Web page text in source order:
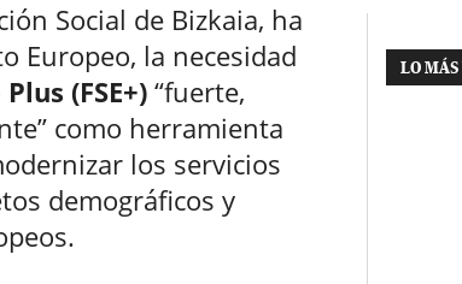
Social de Bizkaia, ha
Europeo, la necesidad
(FSE+) “fuerte,
como herramienta
los servicios
demográficos y
LO MÁS